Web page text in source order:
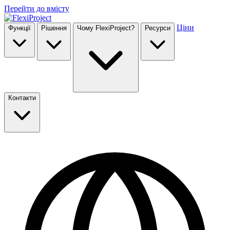
Перейти до вмісту
Функції Рішення Чому FlexiProject? Ресурси Ціни
Контакти